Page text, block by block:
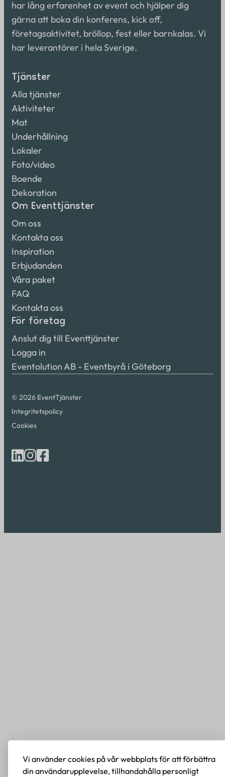
Vi använder cookies på vår webbplats för att förbättra
din användarupplevelse, tillhandahålla personligt
har lång erfarenhet av event och hjälper dig
gärna att boka din konferens, kick off,
företagsaktivitet, bröllop, fest eller barnkalas. Vi
har leverantörer i hela Sverige.
Tjänster
Alla tjänster
Aktiviteter
Mat
Underhållning
Lokaler
Foto/video
Boende
Dekoration
Om Eventtjänster
Om oss
Kontakta oss
Inspiration
Erbjudanden
Våra paket
FAQ
Kontakta oss
För företag
Anslut dig till Eventtjänster
Logga in
Eventolution AB - Eventbyrå i Göteborg
© 2026 EventTjänster
Integritetspolicy
Cookies